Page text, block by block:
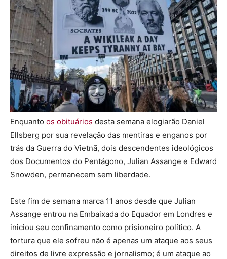
Enquanto os obituários desta semana elogiarão Daniel
Ellsberg por sua revelação das mentiras e enganos por
trás da Guerra do Vietnã, dois descendentes ideológicos
dos Documentos do Pentágono, Julian Assange e Edward
Snowden, permanecem sem liberdade.
Este fim de semana marca 11 anos desde que Julian
Assange entrou na Embaixada do Equador em Londres e
iniciou seu confinamento como prisioneiro político. A
tortura que ele sofreu não é apenas um ataque aos seus
direitos de livre expressão e jornalismo; é um ataque ao